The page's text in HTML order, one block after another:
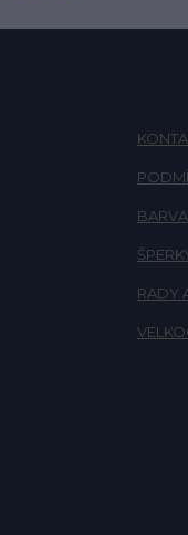
RADY